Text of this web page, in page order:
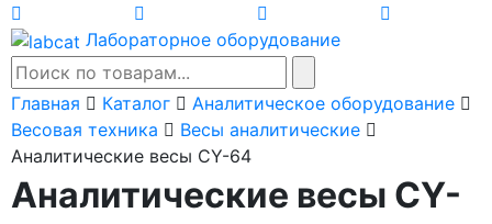
Лабораторное оборудование
Главная Каталог
Аналитическое оборудование
Весовая техника
Весы аналитические
Аналитические весы CY-64
Аналитические весы CY-